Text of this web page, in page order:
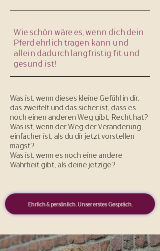
Wie schön wäre es, wenn dich dein
Pferd ehrlich tragen kann und
allein dadurch langfristig fit und
gesund ist!
Was ist, wenn dieses kleine Gefühl in dir,
das zweifelt und das sicher ist, dass es
noch einen anderen Weg gibt, Recht hat?​​
Was ist, wenn der Weg der Veränderung
einfacher ist, als du dir jetzt vorstellen
magst?​​
Was ist, wenn es noch eine andere
Wahrheit gibt, als deine jetzige?
Ehrlich & persönlich. Unser erstes Gespräch.